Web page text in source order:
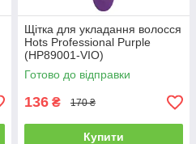
Щітка для укладання волосся
Hots Professional Purple
(HP89001-VIO)
Готово до відправки
136 ₴ 170 ₴
Купити